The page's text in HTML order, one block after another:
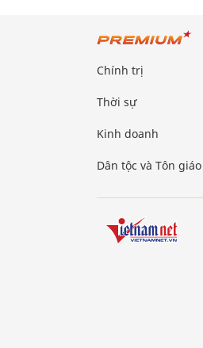
Chính trị
Thời sự
Kinh doanh
Dân tộc và Tôn giáo